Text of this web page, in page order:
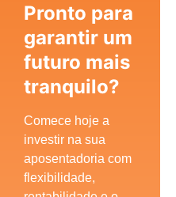
Pronto para
garantir um
futuro mais
tranquilo?
Comece hoje a
investir na sua
aposentadoria com
flexibilidade,